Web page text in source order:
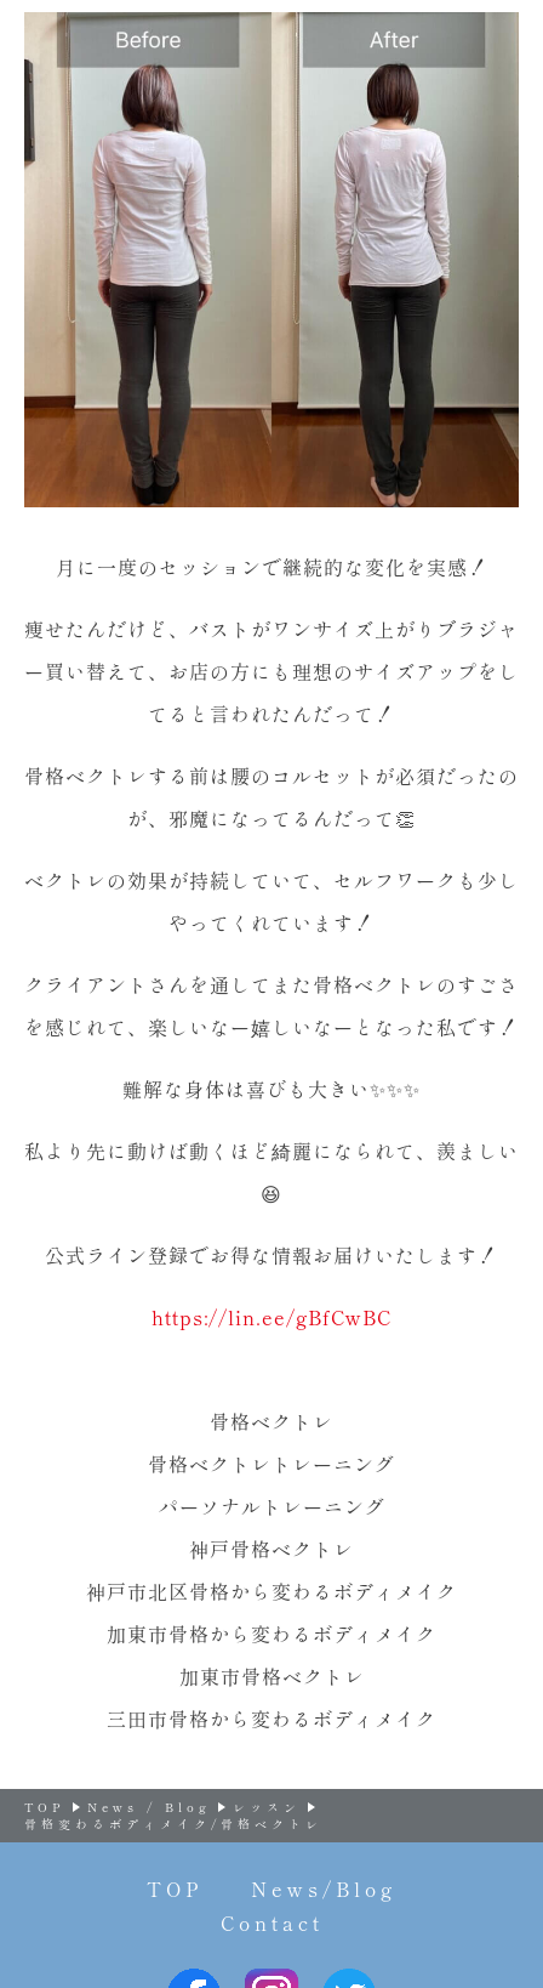
月に一度のセッションで継続的な変化を実感！
痩せたんだけど、バストがワンサイズ上がりブラジャ
ー買い替えて、お店の方にも理想のサイズアップをし
てると言われたんだって！
骨格ベクトレする前は腰のコルセットが必須だったの
が、邪魔になってるんだって👏
ベクトレの効果が持続していて、セルフワークも少し
やってくれています！
クライアントさんを通してまた骨格ベクトレのすごさ
を感じれて、楽しいなー嬉しいなーとなった私です！
難解な身体は喜びも大きい✨✨✨
私より先に動けば動くほど綺麗になられて、羨ましい
😆
公式ライン登録でお得な情報お届けいたします！
https://lin.ee/gBfCwBC
骨格ベクトレ
骨格ベクトレトレーニング
パーソナルトレーニング
神戸骨格ベクトレ
神戸市北区骨格から変わるボディメイク
加東市骨格から変わるボディメイク
加東市骨格ベクトレ
三田市骨格から変わるボディメイク
TOP News / Blog
レッスン
骨格変わるボディメイク/骨格ベクトレ
TOP
News/Blog
Contact